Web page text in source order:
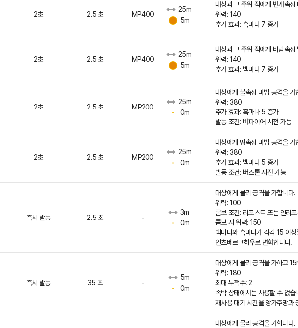
2초 2.5 초 MP400
25m
5m
대상과 그 주위 적에게 번개속성
위력: 140
추가 효과: 흑마나 7 증가
2초 2.5 초 MP400
25m
5m
대상과 그 주위 적에게 바람속
위력: 140
추가 효과: 백마나 7 증가
2초 2.5 초 MP200
25m
0m
대상에게 불속성 마법 공격을 가
위력: 380
추가 효과: 흑마나 5 증가
발동 조건: 버파이어 시전 가능
2초 2.5 초 MP200
25m
0m
대상에게 땅속성 마법 공격을 가
위력: 380
추가 효과: 백마나 5 증가
발동 조건: 버스톤 시전 가능
즉시 발동 2.5 초 -
3m
0m
대상에게 물리 공격을 가합니다.
위력: 100
콤보 조건: 리포스트 또는 인리
콤보 시 위력: 150
백마나와 흑마나가 각각 15 이상
인츠베르크하우로 변화합니다.
즉시 발동 35 초 -
5m
0m
대상에게 물리 공격을 가하고
위력: 180
최대 누적수: 2
속박 상태에서는 사용할 수 없습
재사용 대기 시간을 앙가주망과
대상에게 물리 공격을 가합니다.